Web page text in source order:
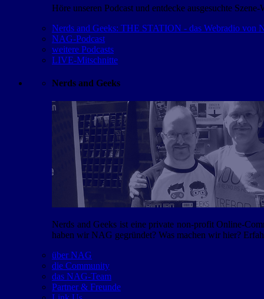
Höre unseren Podcast und entdecke ausgesuchte Szene-
Nerds and Geeks: THE STATION - das Webradio von
NAG-Podcast
weitere Podcasts
LIVE-Mitschnitte
Nerds and Geeks
Nerds and Geeks ist eine private non-profit Online-
haben wir NAG gegründet? Was machen wir hier?
über NAG
die Community
das NAG-Team
Partner & Freunde